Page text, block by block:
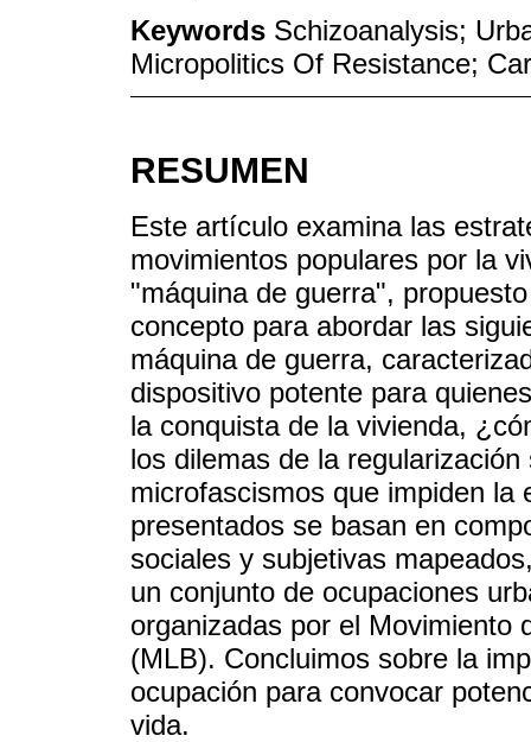
Keywords Schizoanalysis;
Micropolitics Of Resistance;
RESUMEN
Este artículo examina las
movimientos populares por la
"máquina de guerra",
concepto para abordar las
máquina de guerra,
dispositivo potente para
la conquista de la vivienda,
los dilemas de la
microfascismos que impiden la
presentados se basan en
sociales y subjetivas
un conjunto de ocupaciones
organizadas por el Movimiento
(MLB). Concluimos sobre la
ocupación para convocar
vida.